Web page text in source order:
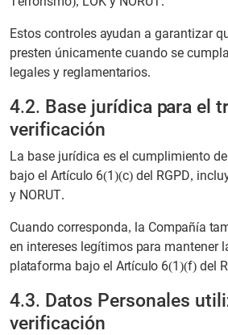
Estos controles ayudan a garantizar
presten únicamente cuando se
legales y reglamentarios.
4.2. Base jurídica para el
verificación
La base jurídica es el cumplimiento
bajo el Artículo 6(1)(c) del RGPD,
y NORUT.
Cuando corresponda, la Compañía
en intereses legítimos para mantener
plataforma bajo el Artículo 6(1)(f) del
4.3. Datos Personales
verificación